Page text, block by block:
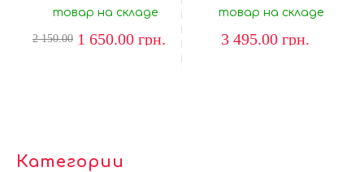
товар на складе
2 150.00 1 650.00 грн.
товар на складе
3 495.00 грн.
Категории